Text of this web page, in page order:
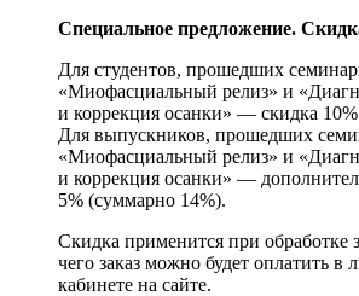
Специальное предложение.
Для студентов, прошедших
«Миофасциаль­ный релиз» и
и коррекция осанки» — скидка
Для выпускников, прошедших
«Миофасциаль­ный релиз» и
и коррекция осанки» —
5% (суммарно 14%).
Скидка применится при обработке
чего заказ можно будет оплатить в
кабинете на сайте.